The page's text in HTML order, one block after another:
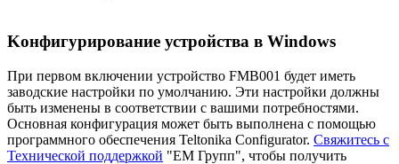
Kонфигурирование устройства в Windows
При первом включении устройство FMB001 будет иметь
заводские настройки по умолчанию. Эти настройки должны
быть изменены в соответствии с вашими потребностями.
Основная конфигурация может быть выполнена с помощью
программного обеспечения Teltonika Configurator. Свяжитесь с
Технической поддержкой "ЕМ Групп", чтобы получить